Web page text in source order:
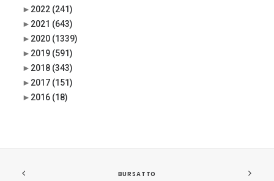
► 2022 (241)
► 2021 (643)
► 2020 (1339)
► 2019 (591)
► 2018 (343)
► 2017 (151)
► 2016 (18)
BURSATTO